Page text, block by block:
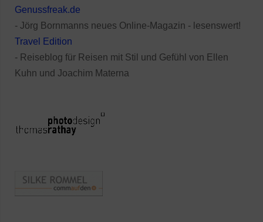
Genussfreak.de
- Jörg Bornmanns neues Online-Magazin - lesenswert!
Travel Edition
- Reiseblog für Reisen mit Stil und Gefühl von Ellen
Kuhn und Joachim Materna